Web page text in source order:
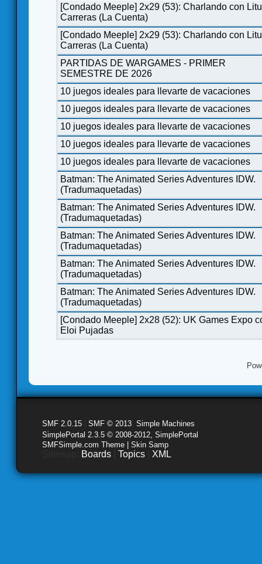
[Condado Meeple] 2x29 (53): Charlando con
Carreras (La Cuenta)
[Condado Meeple] 2x29 (53): Charlando con
Carreras (La Cuenta)
PARTIDAS DE WARGAMES - PRIMER
SEMESTRE DE 2026
10 juegos ideales para llevarte de vacaciones
10 juegos ideales para llevarte de vacaciones
10 juegos ideales para llevarte de vacaciones
10 juegos ideales para llevarte de vacaciones
10 juegos ideales para llevarte de vacaciones
Batman: The Animated Series Adventures IDW.
(Tradumaquetadas)
Batman: The Animated Series Adventures IDW.
(Tradumaquetadas)
Batman: The Animated Series Adventures IDW.
(Tradumaquetadas)
Batman: The Animated Series Adventures IDW.
(Tradumaquetadas)
Batman: The Animated Series Adventures IDW.
(Tradumaquetadas)
[Condado Meeple] 2x28 (52): UK Games Expo
Eloi Pujadas
SMF 2.0.15 SMF © 2013 Simple Machines
SimplePortal 2.3.5 © 2008-2012, SimplePortal
SMFSimple.com Theme | Skin Samp
Boards Topics XML